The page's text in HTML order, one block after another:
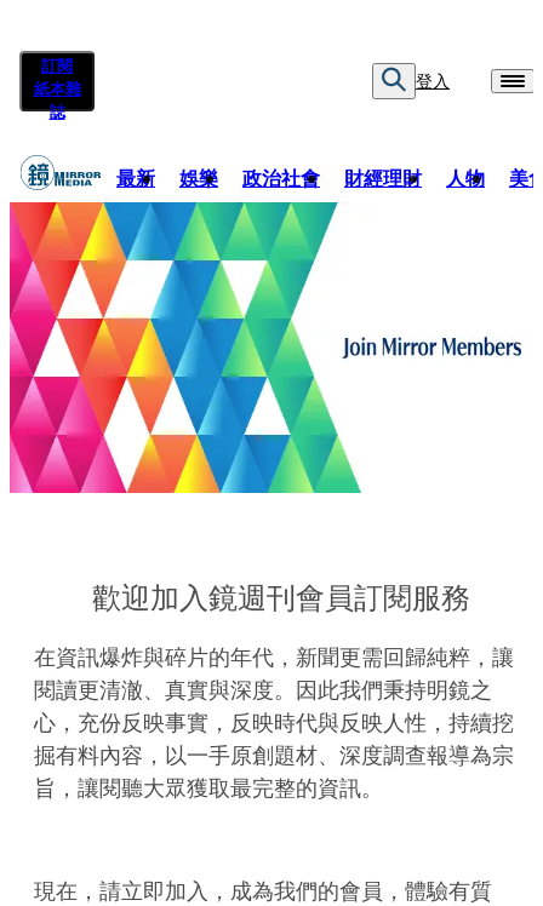
訂閱
紙本雜
誌
登入
最新 娛樂 政治社會 財經理財 人物 美
歡迎加入鏡週刊會員訂閱服務
在資訊爆炸與碎片的年代，新聞更需回歸純粹，讓
閱讀更清澈、真實與深度。因此我們秉持明鏡之
心，充份反映事實，反映時代與反映人性，持續挖
掘有料內容，以一手原創題材、深度調查報導為宗
旨，讓閱聽大眾獲取最完整的資訊。
現在，請立即加入，成為我們的會員，體驗有質